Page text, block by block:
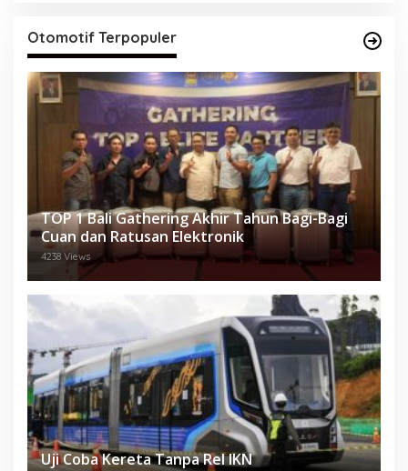
Otomotif Terpopuler
TOP 1 Bali Gathering Akhir Tahun Bagi-Bagi
Cuan dan Ratusan Elektronik
4238 Views
Uji Coba Kereta Tanpa Rel IKN